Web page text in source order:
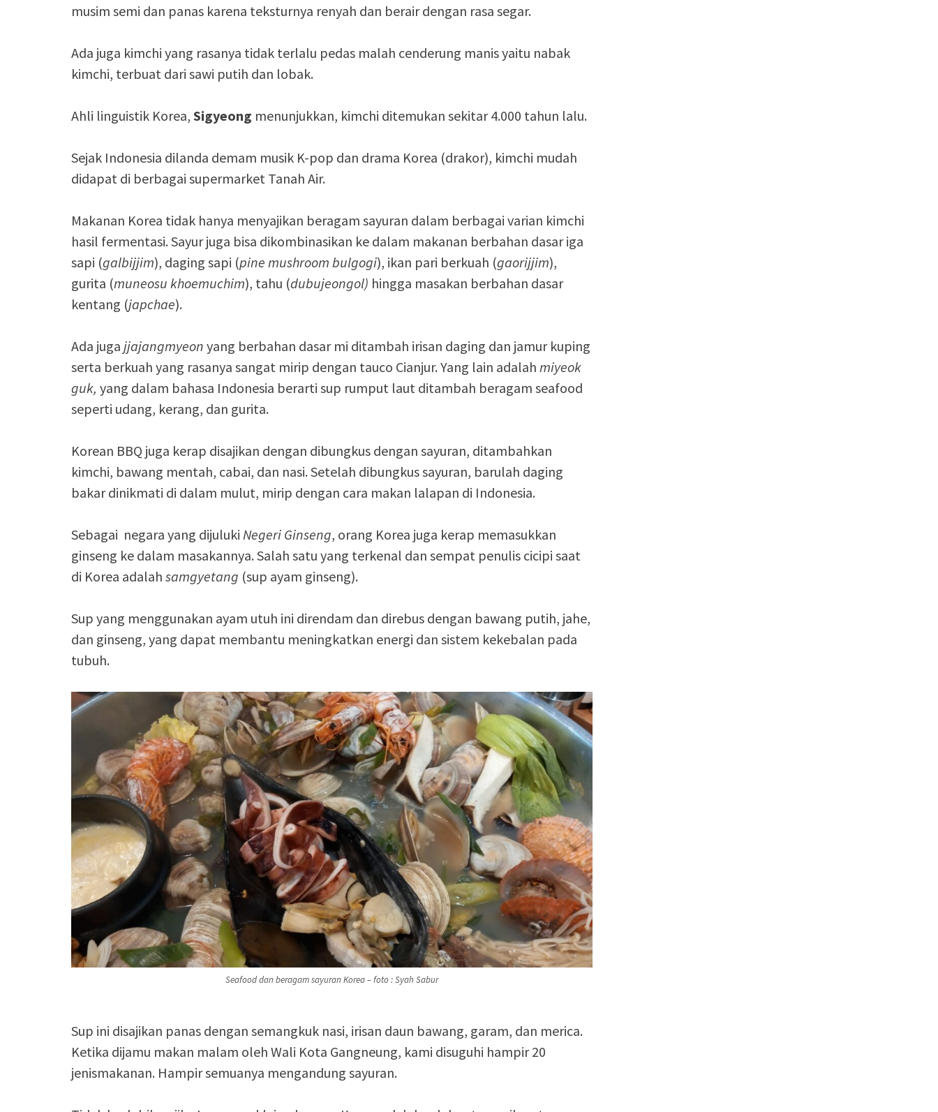
musim semi dan panas karena teksturnya renyah dan berair dengan rasa segar.
Ada juga kimchi yang rasanya tidak terlalu pedas malah cenderung manis yaitu nabak
kimchi, terbuat dari sawi putih dan lobak.
Ahli linguistik Korea, Sigyeong menunjukkan, kimchi ditemukan sekitar 4.000 tahun lalu.
Sejak Indonesia dilanda demam musik K-pop dan drama Korea (drakor), kimchi mudah
didapat di berbagai supermarket Tanah Air.
Makanan Korea tidak hanya menyajikan beragam sayuran dalam berbagai varian kimchi
hasil fermentasi. Sayur juga bisa dikombinasikan ke dalam makanan berbahan dasar iga
sapi (galbijjim), daging sapi (pine mushroom bulgogi), ikan pari berkuah (gaorijjim),
gurita (muneosu khoemuchim), tahu (dubujeongol) hingga masakan berbahan dasar
kentang (japchae).
Ada juga jjajangmyeon yang berbahan dasar mi ditambah irisan daging dan jamur kuping
serta berkuah yang rasanya sangat mirip dengan tauco Cianjur. Yang lain adalah miyeok
guk, yang dalam bahasa Indonesia berarti sup rumput laut ditambah beragam seafood
seperti udang, kerang, dan gurita.
Korean BBQ juga kerap disajikan dengan dibungkus dengan sayuran, ditambahkan
kimchi, bawang mentah, cabai, dan nasi. Setelah dibungkus sayuran, barulah daging
bakar dinikmati di dalam mulut, mirip dengan cara makan lalapan di Indonesia.
Sebagai negara yang dijuluki Negeri Ginseng, orang Korea juga kerap memasukkan
ginseng ke dalam masakannya. Salah satu yang terkenal dan sempat penulis cicipi saat
di Korea adalah samgyetang (sup ayam ginseng).
Sup yang menggunakan ayam utuh ini direndam dan direbus dengan bawang putih, jahe,
dan ginseng, yang dapat membantu meningkatkan energi dan sistem kekebalan pada
tubuh.
Seafood dan beragam sayuran Korea – foto : Syah Sabur
Sup ini disajikan panas dengan semangkuk nasi, irisan daun bawang, garam, dan merica.
Ketika dijamu makan malam oleh Wali Kota Gangneung, kami disuguhi hampir 20
jenismakanan. Hampir semuanya mengandung sayuran.